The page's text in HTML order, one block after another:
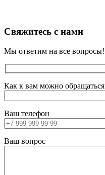
Свяжитесь с нами
Мы ответим на все вопросы!
Как к вам можно обращаться
Ваш телефон
Ваш вопрос